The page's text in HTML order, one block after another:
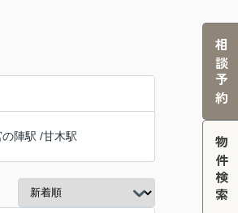
の陣駅 /甘木駅
相談予約
物件検索